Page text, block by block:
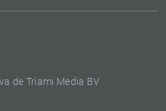
de Triami Media BV